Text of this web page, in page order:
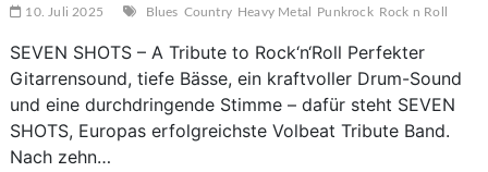
10. Juli 2025 Blues Country Heavy Metal Punkrock Rock n Roll
SEVEN SHOTS – A Tribute to Rock‘n‘Roll Perfekter
Gitarrensound, tiefe Bässe, ein kraftvoller Drum-Sound
und eine durchdringende Stimme – dafür steht SEVEN
SHOTS, Europas erfolgreichste Volbeat Tribute Band.
Nach zehn…